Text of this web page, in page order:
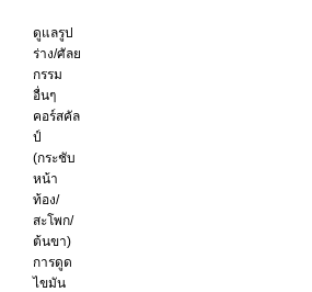
ดูแลรูป
ร่าง/ศัลย
กรรม
อื่นๆ
คอร์สคัล
ป์
(กระชับ
หน้า
ท้อง/
สะโพก/
ต้นขา)
การดูด
ไขมัน